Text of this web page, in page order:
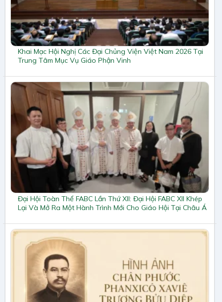
Khai Mạc Hội Nghị Các Đại Chủng Viện Việt Nam 2026 Tại
Trung Tâm Mục Vụ Giáo Phận Vinh
Đại Hội Toàn Thể FABC Lần Thứ XII: Đại Hội FABC XII Khép
Lại Và Mở Ra Một Hành Trình Mới Cho Giáo Hội Tại Châu Á